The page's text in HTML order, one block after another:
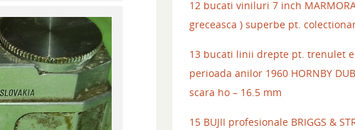
12 bucati viniluri 7 inch
greceasca ) superbe pt.
13 bucati linii drepte pt. trenulet
perioada anilor 1960 HORNBY
scara ho – 16.5 mm
15 BUJII profesionale BRIGGS &